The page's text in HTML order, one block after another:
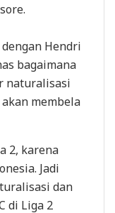
Hendri
bagaimana
naturalisasi
membela
2, karena
Jadi
dan
di Liga 2